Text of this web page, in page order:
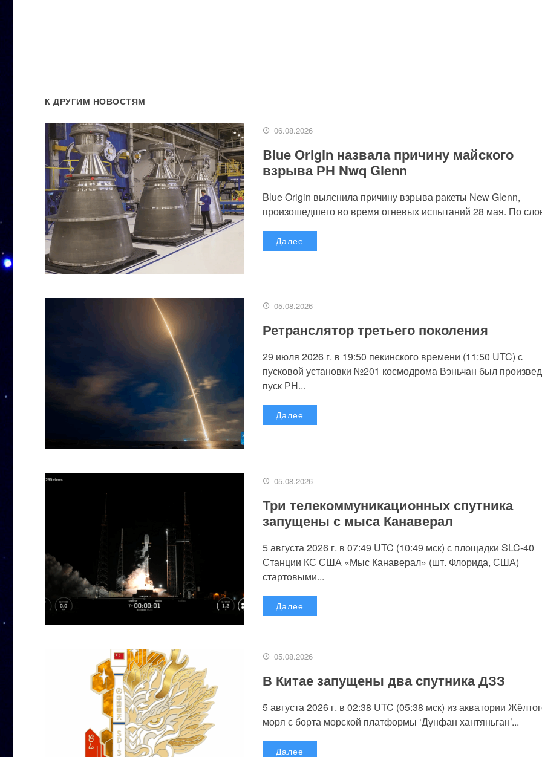
К ДРУГИМ НОВОСТЯМ
06.08.2026
Blue Origin назвала причину майского
взрыва РН Nwq Glenn
Blue Origin выяснила причину взрыва ракеты New Glenn,
произошедшего во время огневых испытаний 28 мая. По
Далее
05.08.2026
Ретранслятор третьего поколения
29 июля 2026 г. в 19:50 пекинского времени (11:50 UTC) с
пусковой установки №201 космодрома Вэньчан был
пуск РН...
Далее
05.08.2026
Три телекоммуникационных спутника
запущены с мыса Канаверал
5 августа 2026 г. в 07:49 UTC (10:49 мск) с площадки SLC-40
Станции КС США «Мыс Канаверал» (шт. Флорида, США)
стартовыми...
Далее
05.08.2026
В Китае запущены два спутника ДЗЗ
5 августа 2026 г. в 02:38 UTC (05:38 мск) из акватории
моря с борта морской платформы ‘Дунфан хантяньган’...
Далее